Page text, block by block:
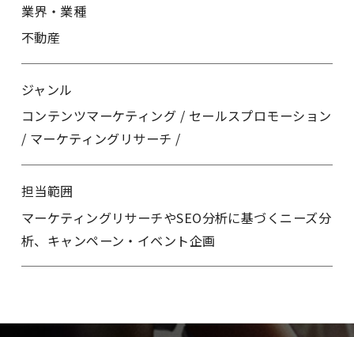
業界・業種
不動産
ジャンル
コンテンツマーケティング / セールスプロモーション
/ マーケティングリサーチ /
担当範囲
マーケティングリサーチやSEO分析に基づくニーズ分
析、キャンペーン・イベント企画